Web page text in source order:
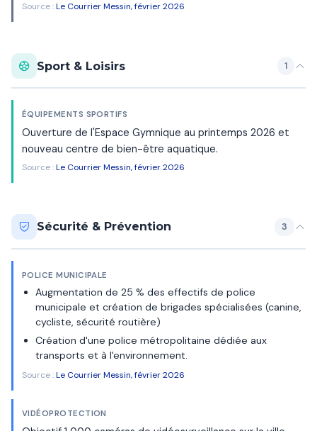
Source :Le Courrier Messin, février 2026
Sport & Loisirs 1
ÉQUIPEMENTS SPORTIFS
Ouverture de l'Espace Gymnique au printemps 2026 et
nouveau centre de bien-être aquatique.
Source :Le Courrier Messin, février 2026
Sécurité & Prévention 3
POLICE MUNICIPALE
Augmentation de 25 % des effectifs de police
municipale et création de brigades spécialisées (canine,
cycliste, sécurité routière)
Création d'une police métropolitaine dédiée aux
transports et à l'environnement.
Source :Le Courrier Messin, février 2026
VIDÉOPROTECTION